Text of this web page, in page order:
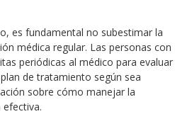
es fundamental no subestimar la
médica regular. Las personas con
periódicas al médico para evaluar
de tratamiento según sea
sobre cómo manejar la